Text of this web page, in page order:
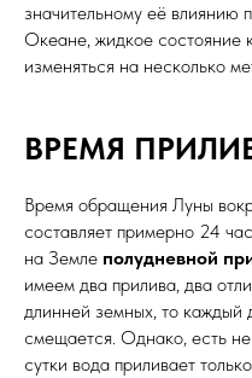
значительному её влиянию
Океане, жидкое состояние
изменяться на несколько
ВРЕМЯ
Время обращения Луны
составляет примерно 24
на Земле полудневной
имеем два прилива, два
длинней земных, то каждый
смещается. Однако, есть
сутки вода приливает